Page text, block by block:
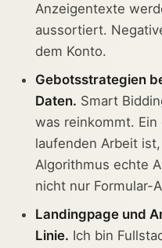
Anzeigentexte
aussortiert.
dem Konto.
Gebotsstrategien
Daten. Smart
was reinkommt.
laufenden Arbeit
Algorithmus echte
nicht nur Formular-
Landingpage und
Linie. Ich bin